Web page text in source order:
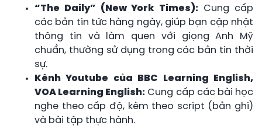
“The Daily” (New York Times): Cung cấp
các bản tin tức hàng ngày, giúp bạn cập nhật
thông tin và làm quen với giọng Anh Mỹ
chuẩn, thường sử dụng trong các bản tin thời
sự.
Kênh Youtube của BBC Learning English,
VOA Learning English: Cung cấp các bài học
nghe theo cấp độ, kèm theo script (bản ghi)
và bài tập thực hành.